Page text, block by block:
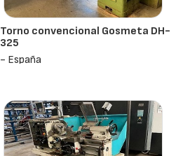
Torno convencional Gosmeta DH-
325
- España